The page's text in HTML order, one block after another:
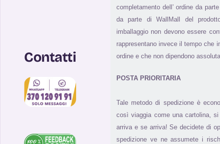
Contatti
completamento dell’ ordine da
da parte di WallMall del
imballaggio non devono essere
rappresentano invece il tempo che
ordine e che non dipendono
POSTA PRIORITARIA
Tale metodo di spedizione è
così viaggia come una cartolina,
arriva e se arriva! Se decidete di
spedizione ve ne assumete i